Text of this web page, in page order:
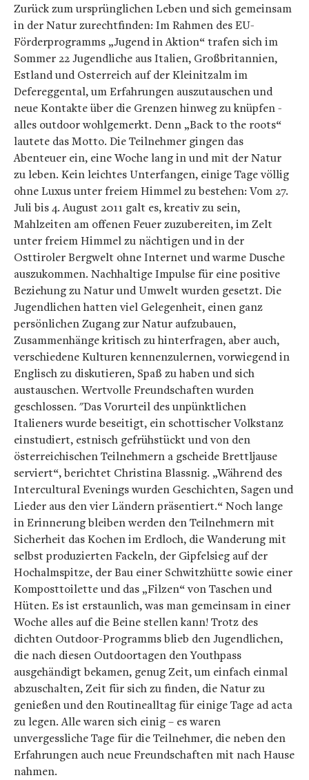
Zurück zum ursprünglichen Leben und sich gemeinsam
in der Natur zurechtfinden: Im Rahmen des EU-
Förderprogramms „Jugend in Aktion“ trafen sich im
Sommer 22 Jugendliche aus Italien, Großbritannien,
Estland und Osterreich auf der Kleinitzalm im
Defereggental, um Erfahrungen auszutauschen und
neue Kontakte über die Grenzen hinweg zu knüpfen -
alles outdoor wohlgemerkt. Denn „Back to the roots“
lautete das Motto. Die Teilnehmer gingen das
Abenteuer ein, eine Woche lang in und mit der Natur
zu leben. Kein leichtes Unterfangen, einige Tage völlig
ohne Luxus unter freiem Himmel zu bestehen: Vom 27.
Juli bis 4. August 2011 galt es, kreativ zu sein,
Mahlzeiten am offenen Feuer zuzubereiten, im Zelt
unter freiem Himmel zu nächtigen und in der
Osttiroler Bergwelt ohne Internet und warme Dusche
auszukommen. Nachhaltige Impulse für eine positive
Beziehung zu Natur und Umwelt wurden gesetzt. Die
Jugendlichen hatten viel Gelegenheit, einen ganz
persönlichen Zugang zur Natur aufzubauen,
Zusammenhänge kritisch zu hinterfragen, aber auch,
verschiedene Kulturen kennenzulernen, vorwiegend in
Englisch zu diskutieren, Spaß zu haben und sich
austauschen. Wertvolle Freundschaften wurden
geschlossen. "Das Vorurteil des unpünktlichen
Italieners wurde beseitigt, ein schottischer Volkstanz
einstudiert, estnisch gefrühstückt und von den
österreichischen Teilnehmern a gscheide Brettljause
serviert“, berichtet Christina Blassnig. „Während des
Intercultural Eveningswurden Geschichten, Sagen und
Lieder aus den vier Ländern präsentiert.“ Noch lange
in Erinnerung bleiben werden den Teilnehmern mit
Sicherheit das Kochen im Erdloch, die Wanderung mit
selbst produzierten Fackeln, der Gipfelsieg auf der
Hochalmspitze, der Bau einer Schwitzhütte sowie einer
Komposttoilette und das „Filzen“ von Taschen und
Hüten. Es ist erstaunlich, was man gemeinsam in einer
Woche alles auf die Beine stellen kann! Trotz des
dichten Outdoor-Programms blieb den Jugendlichen,
die nach diesen Outdoortagen den Youthpass
ausgehändigt bekamen, genug Zeit, um einfach einmal
abzuschalten, Zeit für sich zu finden, die Natur zu
genießen und den Routinealltag für einige Tage ad acta
zu legen. Alle waren sich einig – es waren
unvergessliche Tage für die Teilnehmer, die neben den
Erfahrungen auch neue Freundschaften mit nach Hause
nahmen.